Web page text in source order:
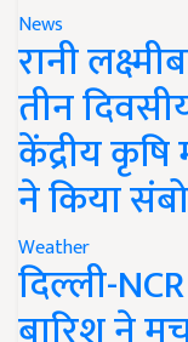
News
रानी
तीन
केंद्रीय कृषि
ने किया
Weather
दिल्ली-